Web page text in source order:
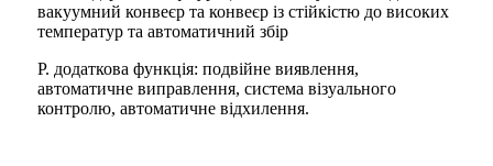
вакуумний конвеєр та конвеєр із стійкістю до високих
температур та автоматичний збір
P. додаткова функція: подвійне виявлення,
автоматичне виправлення, система візуального
контролю, автоматичне відхилення.